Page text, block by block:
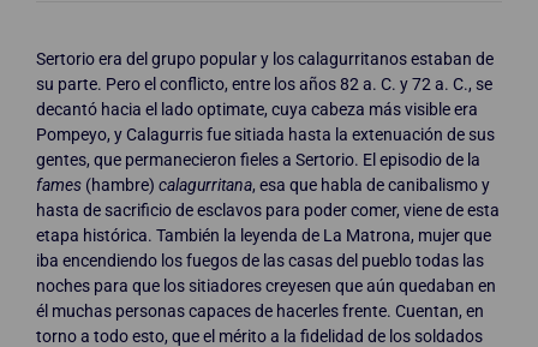
Sertorio era del grupo popular y los calagurritanos estaban de
su parte. Pero el conflicto, entre los años 82 a. C. y 72 a. C., se
decantó hacia el lado optimate, cuya cabeza más visible era
Pompeyo, y Calagurris fue sitiada hasta la extenuación de sus
gentes, que permanecieron fieles a Sertorio. El episodio de la
fames (hambre) calagurritana, esa que habla de canibalismo y
hasta de sacrificio de esclavos para poder comer, viene de esta
etapa histórica. También la leyenda de La Matrona, mujer que
iba encendiendo los fuegos de las casas del pueblo todas las
noches para que los sitiadores creyesen que aún quedaban en
él muchas personas capaces de hacerles frente. Cuentan, en
torno a todo esto, que el mérito a la fidelidad de los soldados